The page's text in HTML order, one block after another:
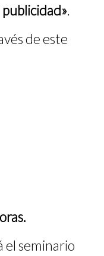
.
deeste
el seminario